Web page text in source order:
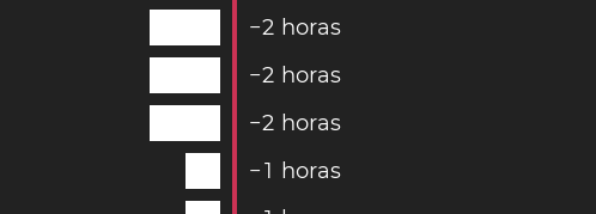
−2 horas
−2 horas
−2 horas
−1 horas